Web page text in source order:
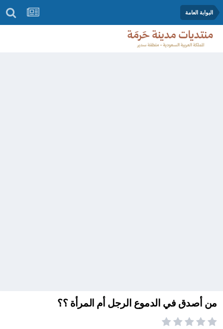
البوابة العامة
من أصدق في الدموع الرجل أم المرأة ؟؟